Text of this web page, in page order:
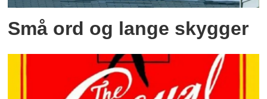
Små ord og lange skygger